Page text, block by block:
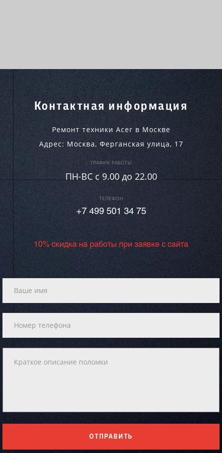
Контактная информация
Ремонт техники Acer в Москве
Адрес: Москва, Ферганская улица, 17
ГРАФИК РАБОТЫ
ПН-ВC c 9.00 до 22.00
ТЕЛЕФОН
+7 499 501 34 75
10% скидка на работы при заявке с сайта
ОТПРАВИТЬ